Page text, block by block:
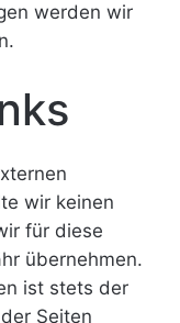
werden wir
wir keinen
für diese
übernehmen.
ist stets der
Seiten